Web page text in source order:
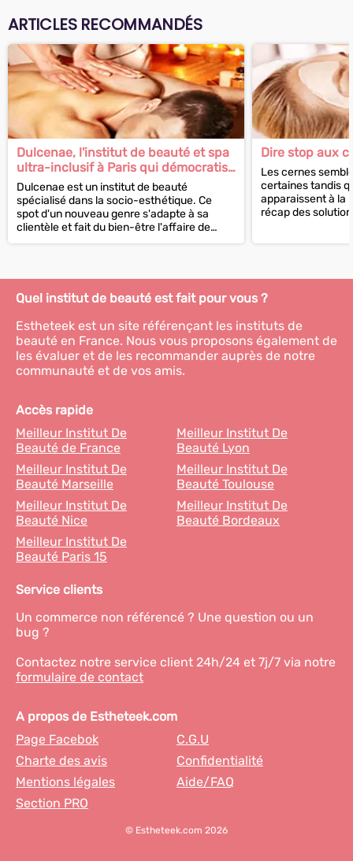
ARTICLES RECOMMANDÉS
Dulcenae, l'institut de beauté et spa
ultra-inclusif à Paris qui démocratise
le bien-être
Dulcenae est un institut de beauté
spécialisé dans la socio-esthétique. Ce
spot d'un nouveau genre s'adapte à sa
clientèle et fait du bien-être l'affaire de
tous. Une adresse ultra-inclusive...
Dire stop aux
Les cernes
certaines tandis
apparaissent à la
récap des
Quel institut de beauté est fait pour vous ?
Estheteek est un site référençant les instituts de
beauté en France. Nous vous proposons également de
les évaluer et de les recommander auprès de notre
communauté et de vos amis.
Accès rapide
Meilleur Institut De
Beauté de France
Meilleur Institut De
Beauté Lyon
Meilleur Institut De
Beauté Marseille
Meilleur Institut De
Beauté Toulouse
Meilleur Institut De
Beauté Nice
Meilleur Institut De
Beauté Bordeaux
Meilleur Institut De
Beauté Paris 15
Service clients
Un commerce non référencé ? Une question ou un
bug ?
Contactez notre service client 24h/24 et 7j/7 via notre
formulaire de contact
A propos de Estheteek.com
Page Facebok
C.G.U
Charte des avis
Confidentialité
Mentions légales
Aide/FAQ
Section PRO
© Estheteek.com 2026